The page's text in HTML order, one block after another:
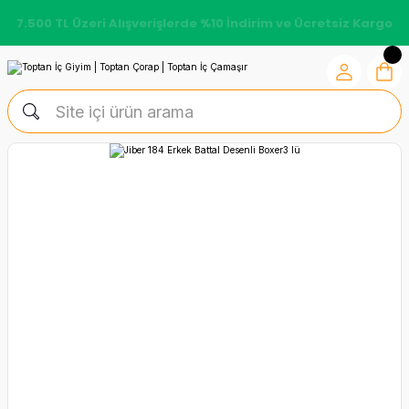
7.500 TL Üzeri Alışverişlerde %10 İndirim ve Ücretsiz Kargo